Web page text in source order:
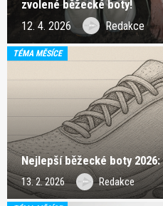
zvolené běžecké boty!
12. 4. 2026 Redakce
TÉMA MĚSÍCE
Nejlepší běžecké boty
13. 2. 2026 Redakce